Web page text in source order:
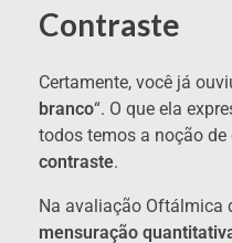
Contraste
Certamente, você já
branco“. O que ela
todos temos a noção
contraste.
Na avaliação Oftálmica
mensuração